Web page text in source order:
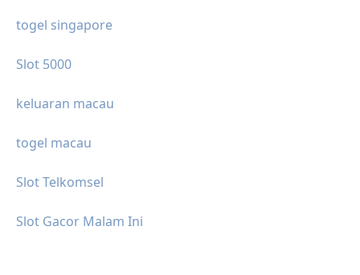
togel singapore
Slot 5000
keluaran macau
togel macau
Slot Telkomsel
Slot Gacor Malam Ini